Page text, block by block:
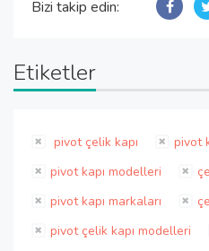
Bizi takip edin:
Etiketler
pivot çelik kapı
pivot
pivot kapı modelleri
pivot kapı markaları
pivot çelik kapı modelleri